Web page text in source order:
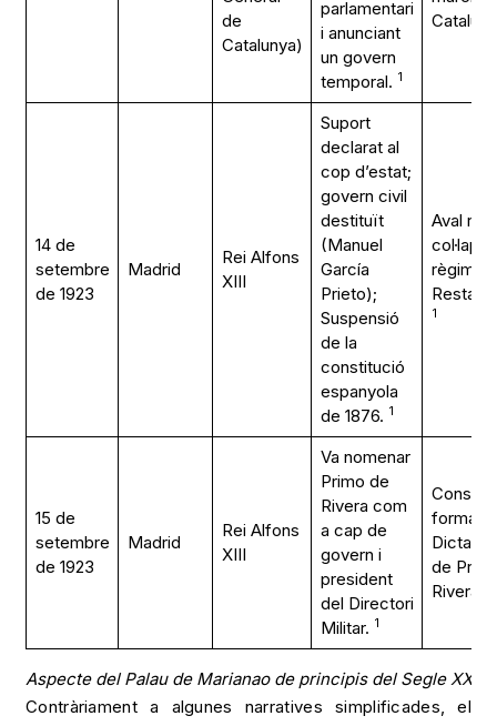
de
Catalunya)
parlamentari
i anunciant
un govern
temporal. 1
14 de
setembre
de 1923
Madrid
Rei Alfons
XIII
Suport
declarat al
cop d’estat;
govern civil
destituït
(Manuel
García
Prieto);
Suspensió
de la
constitució
espanyola
de 1876. 1
Aval
règim
1
15 de
setembre
de 1923
Madrid
Rei Alfons
XIII
Va nomenar
Primo de
Rivera com
a cap de
govern i
president
del Directori
Militar. 1
formal
de
Rivera.
Aspecte del Palau de Marianao de principis del Segle XX
Contràriament a algunes narratives simplificades, el